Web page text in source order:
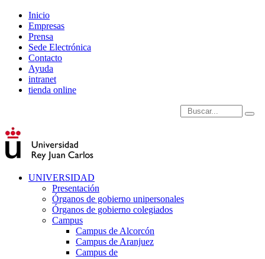
Inicio
Empresas
Prensa
Sede Electrónica
Contacto
Ayuda
intranet
tienda online
Introduce términos de
UNIVERSIDAD
Presentación
Órganos de gobierno unipersonales
Órganos de gobierno colegiados
Campus
Campus de Alcorcón
Campus de Aranjuez
Campus de